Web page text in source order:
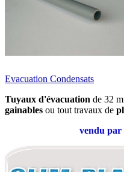
Evacuation Condensats
Tuyaux d'évacuation de 32
gainables ou tout travaux de
vendu par